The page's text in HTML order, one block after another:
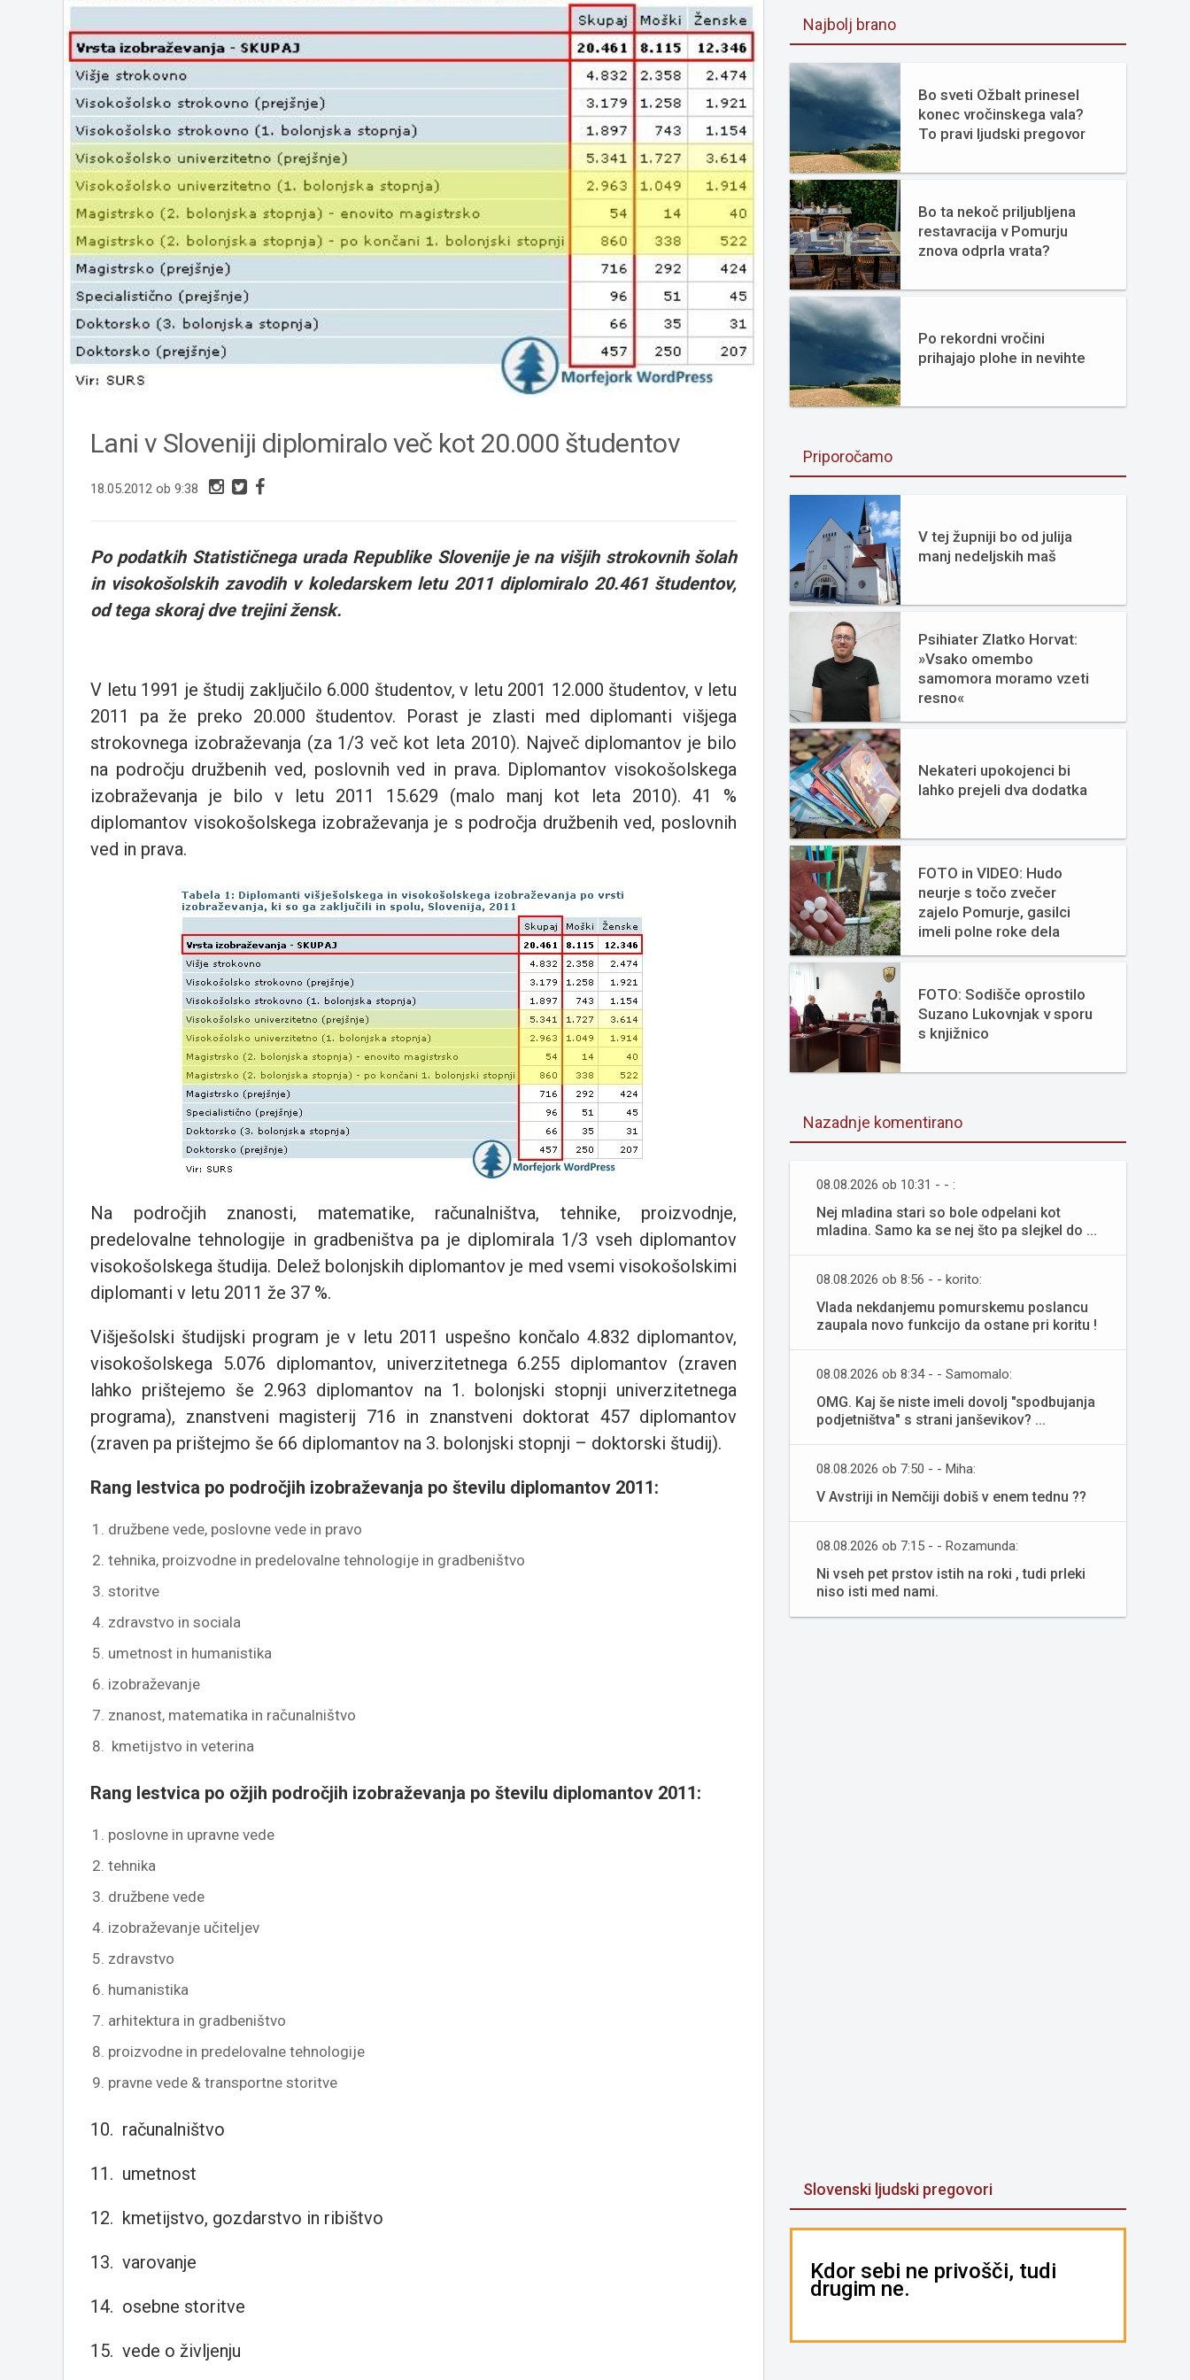
Lani v Sloveniji diplomiralo več kot 20.000 študentov
18.05.2012 ob 9:38
Po podatkih Statističnega urada Republike Slovenije je na višjih strokovnih šolah
in visokošolskih zavodih v koledarskem letu 2011 diplomiralo 20.461 študentov,
od tega skoraj dve trejini žensk.
V letu 1991 je študij zaključilo 6.000 študentov, v letu 2001 12.000 študentov, v letu
2011 pa že preko 20.000 študentov. Porast je zlasti med diplomanti višjega
strokovnega izobraževanja (za 1/3 več kot leta 2010). Največ diplomantov je bilo
na področju družbenih ved, poslovnih ved in prava. Diplomantov visokošolskega
izobraževanja je bilo v letu 2011 15.629 (malo manj kot leta 2010). 41 %
diplomantov visokošolskega izobraževanja je s področja družbenih ved, poslovnih
ved in prava.
Na področjih znanosti, matematike, računalništva, tehnike, proizvodnje,
predelovalne tehnologije in gradbeništva pa je diplomirala 1/3 vseh diplomantov
visokošolskega študija. Delež bolonjskih diplomantov je med vsemi visokošolskimi
diplomanti v letu 2011 že 37 %.
Višješolski študijski program je v letu 2011 uspešno končalo 4.832 diplomantov,
visokošolskega 5.076 diplomantov, univerzitetnega 6.255 diplomantov (zraven
lahko prištejemo še 2.963 diplomantov na 1. bolonjski stopnji univerzitetnega
programa), znanstveni magisterij 716 in znanstveni doktorat 457 diplomantov
(zraven pa prištejmo še 66 diplomantov na 3. bolonjski stopnji – doktorski študij).
Rang lestvica po področjih izobraževanja po številu diplomantov 2011:
družbene vede, poslovne vede in pravo
tehnika, proizvodne in predelovalne tehnologije in gradbeništvo
storitve
zdravstvo in sociala
umetnost in humanistika
izobraževanje
znanost, matematika in računalništvo
kmetijstvo in veterina
Rang lestvica po ožjih področjih izobraževanja po številu diplomantov 2011:
poslovne in upravne vede
tehnika
družbene vede
izobraževanje učiteljev
zdravstvo
humanistika
arhitektura in gradbeništvo
proizvodne in predelovalne tehnologije
pravne vede & transportne storitve
10. računalništvo
11. umetnost
12. kmetijstvo, gozdarstvo in ribištvo
13. varovanje
14. osebne storitve
15. vede o življenju
Najbolj brano
Bo sveti Ožbalt prinesel
konec vročinskega vala?
To pravi ljudski pregovor
Bo ta nekoč priljubljena
restavracija v Pomurju
znova odprla vrata?
Po rekordni vročini
prihajajo plohe in nevihte
Priporočamo
V tej župniji bo od julija
manj nedeljskih maš
Psihiater Zlatko Horvat:
»Vsako omembo
samomora moramo vzeti
resno«
Nekateri upokojenci bi
lahko prejeli dva dodatka
FOTO in VIDEO: Hudo
neurje s točo zvečer
zajelo Pomurje, gasilci
imeli polne roke dela
FOTO: Sodišče oprostilo
Suzano Lukovnjak v sporu
s knjižnico
Nazadnje komentirano
08.08.2026 ob 10:31 - - :
Nej mladina stari so bole odpelani kot
mladina. Samo ka se nej što pa slejkel do ...
08.08.2026 ob 8:56 - - korito:
Vlada nekdanjemu pomurskemu poslancu
zaupala novo funkcijo da ostane pri koritu !
08.08.2026 ob 8:34 - - Samomalo:
OMG. Kaj še niste imeli dovolj "spodbujanja
podjetništva" s strani janševikov? ...
08.08.2026 ob 7:50 - - Miha:
V Avstriji in Nemčiji dobiš v enem tednu ??
08.08.2026 ob 7:15 - - Rozamunda:
Ni vseh pet prstov istih na roki , tudi prleki
niso isti med nami.
Slovenski ljudski pregovori
Kdor sebi ne privošči, tudi
drugim ne.